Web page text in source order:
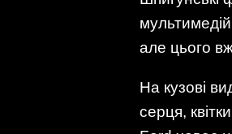
але цього
На кузові
серця,